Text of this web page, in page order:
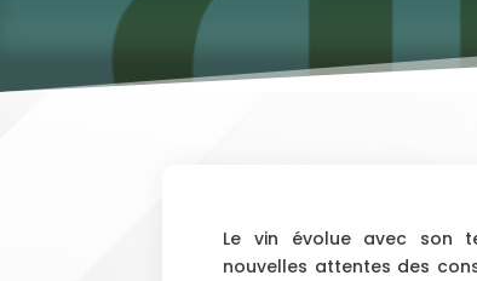
Le vin évolue avec son
nouvelles attentes des